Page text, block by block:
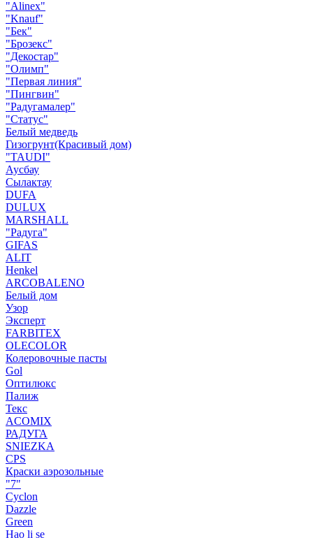
"Alinex"
"Knauf"
"Бек"
"Брозекс"
"Декостар"
"Олимп"
"Первая линия"
"Пингвин"
"Радугамалер"
"Статус"
Белый медведь
Гизогрунт(Красивый дом)
"TAUDI"
Аусбау
Сылактау
DUFA
DULUX
MARSHALL
"Радуга"
GIFAS
ALIT
Henkel
ARCOBALENO
Белый дом
Узор
Эксперт
FARBITEX
OLECOLOR
Колеровочные пасты
Gol
Оптилюкс
Палиж
Текс
ACOMIX
РАДУГА
SNIEZKA
CPS
Краски аэрозольные
"7"
Cyclon
Dazzle
Green
Hao li se